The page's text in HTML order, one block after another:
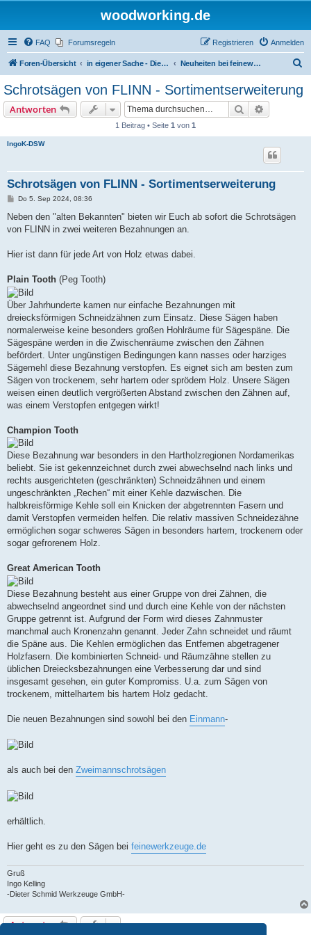
woodworking.de
FAQ Forumsregeln Anmelden
Registrieren
Foren-Übersicht in eigener Sache - Dieter Schmid Werkzeuge GmbH Neuheiten bei feinewerkzeuge.de
Schrotsägen von FLINN - Sortimentserweiterung
Antworten Suche
1 Beitrag • Seite 1 von 1
IngoK-DSW
Schrotsägen von FLINN - Sortimentserweiterung
B
i
r
Do 5. Sep 2024, 08:36
Neben den "alten Bekannten" bieten wir Euch ab sofort die Schrotsägen
von FLINN in zwei weiteren Bezahnungen an.
Hier ist dann für jede Art von Holz etwas dabei.
Plain Tooth (Peg Tooth)
Über Jahrhunderte kamen nur einfache Bezahnungen mit
dreiecksförmigen Schneidzähnen zum Einsatz. Diese Sägen haben
normalerweise keine besonders großen Hohlräume für Sägespäne. Die
Sägespäne werden in die Zwischenräume zwischen den Zähnen
befördert. Unter ungünstigen Bedingungen kann nasses oder harziges
Sägemehl diese Bezahnung verstopfen. Es eignet sich am besten zum
Sägen von trockenem, sehr hartem oder sprödem Holz. Unsere Sägen
weisen einen deutlich vergrößerten Abstand zwischen den Zähnen auf,
was einem Verstopfen entgegen wirkt!
Champion Tooth
Diese Bezahnung war besonders in den Hartholzregionen Nordamerikas
beliebt. Sie ist gekennzeichnet durch zwei abwechselnd nach links und
rechts ausgerichteten (geschränkten) Schneidzähnen und einem
ungeschränkten „Rechen“ mit einer Kehle dazwischen. Die
halbkreisförmige Kehle soll ein Knicken der abgetrennten Fasern und
damit Verstopfen vermeiden helfen. Die relativ massiven Schneidezähne
ermöglichen sogar schweres Sägen in besonders hartem, trockenem oder
sogar gefrorenem Holz.
Great American Tooth
Diese Bezahnung besteht aus einer Gruppe von drei Zähnen, die
abwechselnd angeordnet sind und durch eine Kehle von der nächsten
Gruppe getrennt ist. Aufgrund der Form wird dieses Zahnmuster
manchmal auch Kronenzahn genannt. Jeder Zahn schneidet und räumt
die Späne aus. Die Kehlen ermöglichen das Entfernen abgetragener
Holzfasern. Die kombinierten Schneid- und Räumzähne stellen zu
üblichen Dreiecksbezahnungen eine Verbesserung dar und sind
insgesamt gesehen, ein guter Kompromiss. U.a. zum Sägen von
trockenem, mittelhartem bis hartem Holz gedacht.
Die neuen Bezahnungen sind sowohl bei den Einmann-
als auch bei den Zweimannschrotsägen
erhältlich.
Hier geht es zu den Sägen bei feinewerkzeuge.de
Gruß
Ingo Kelling
-Dieter Schmid Werkzeuge GmbH-
Antworten